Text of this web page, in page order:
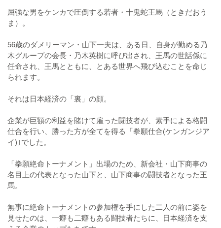
屈強な男をケンカで圧倒する若者・十鬼蛇王馬（ときだおう
ま）。
56歳のダメリーマン・山下一夫は、ある日、自身が勤める乃
木グループの会長・乃木英樹に呼び出され、王馬の世話係に
任命され、王馬とともに、とある世界へ飛び込むことを命じ
られます。
それは日本経済の「裏」の顔。
企業が巨額の利益を賭けて雇った闘技者が、素手による格闘
仕合を行い、勝った方が全てを得る「拳願仕合(ケンガンジア
イ)｣でした。
「拳願絶命トーナメント」出場のため、新会社・山下商事の
名目上の代表となった山下と、山下商事の闘技者となった王
馬。
無事に絶命トーナメントの参加権を手にした二人の前に姿を
見せたのは、一癖も二癖もある闘技者たちに、日本経済を支